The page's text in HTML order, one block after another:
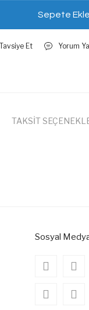
Sepete Ekle
Tavsiye Et Yorum
TAKSİT
Sosyal